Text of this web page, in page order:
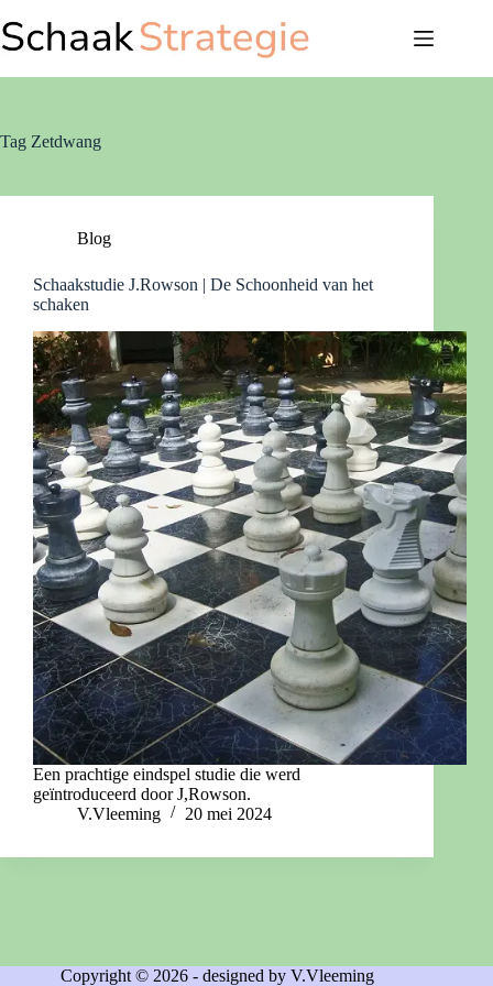
naar
de
Tag Zetdwang
Blog
Schaakstudie J.Rowson | De Schoonheid van het
schaken
Een prachtige eindspel studie die werd
geïntroduceerd door J,Rowson.
V.Vleeming
20 mei 2024
Copyright © 2026 - designed by V.Vleeming